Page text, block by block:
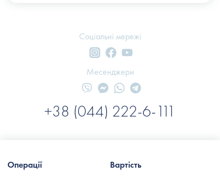
Соціальні мережі
+38 (044) 222-6-111
Месенджери
Вартість
Операції